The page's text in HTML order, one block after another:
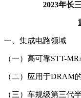
2023年长
一、集成电路领域
（一）高可靠STT-
（二）应用于DRAM
（三）车规级第三代